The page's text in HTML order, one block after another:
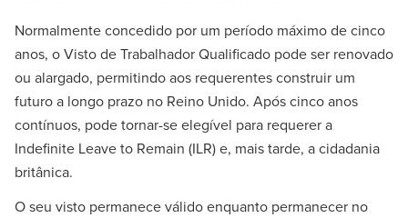
Normalmente concedido por um período máximo de cinco
anos, o Visto de Trabalhador Qualificado pode ser renovado
ou alargado, permitindo aos requerentes construir um
futuro a longo prazo no Reino Unido. Após cinco anos
contínuos, pode tornar-se elegível para requerer a
Indefinite Leave to Remain (ILR) e, mais tarde, a cidadania
britânica.
O seu visto permanece válido enquanto permanecer no